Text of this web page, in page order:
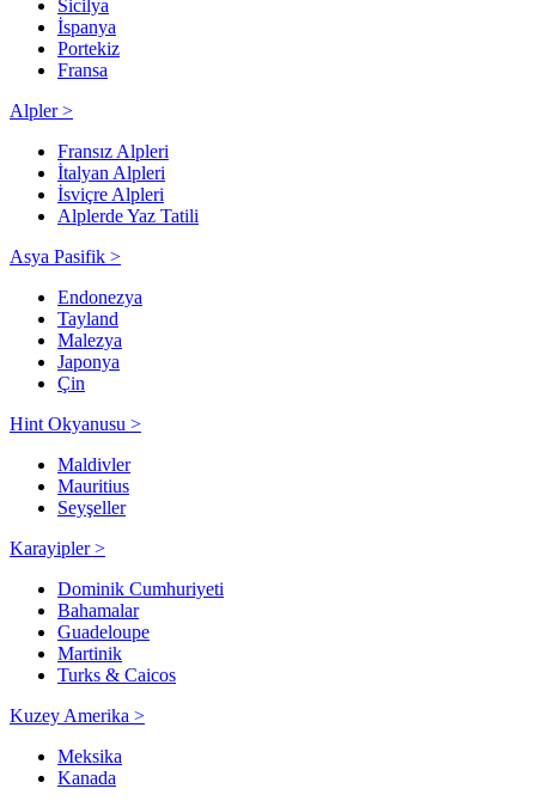
Sicilya
İspanya
Portekiz
Fransa
Alpler >
Fransız Alpleri
İtalyan Alpleri
İsviçre Alpleri
Alplerde Yaz Tatili
Asya Pasifik >
Endonezya
Tayland
Malezya
Japonya
Çin
Hint Okyanusu >
Maldivler
Mauritius
Seyşeller
Karayipler >
Dominik Cumhuriyeti
Bahamalar
Guadeloupe
Martinik
Turks & Caicos
Kuzey Amerika >
Meksika
Kanada